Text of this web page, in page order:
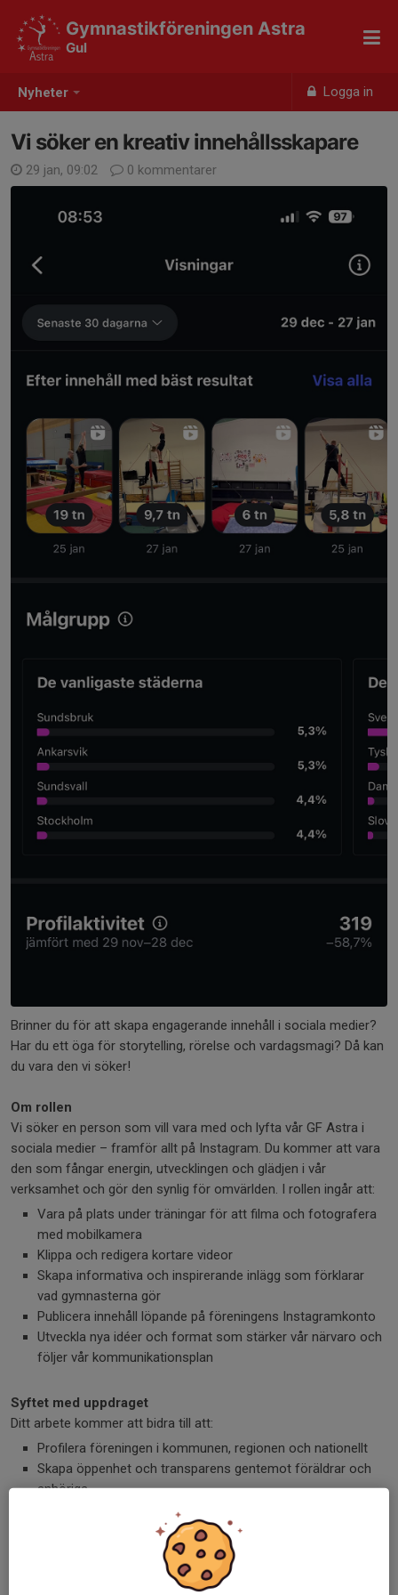
Nyheter Logga in
Gymnastikföreningen Astra
Gul
Vi söker en kreativ innehållsskapare
29 jan, 09:02 0 kommentarer
Brinner du för att skapa engagerande innehåll i sociala medier?
Har du ett öga för storytelling, rörelse och vardagsmagi? Då kan
du vara den vi söker!
Om rollen
Vi söker en person som vill vara med och lyfta vår GF Astra i
sociala medier – framför allt på Instagram. Du kommer att vara
den som fångar energin, utvecklingen och glädjen i vår
verksamhet och gör den synlig för omvärlden. I rollen ingår att:
Vara på plats under träningar för att filma och fotografera
med mobilkamera
Klippa och redigera kortare videor
Skapa informativa och inspirerande inlägg som förklarar
vad gymnasterna gör
Publicera innehåll löpande på föreningens Instagramkonto
Utveckla nya idéer och format som stärker vår närvaro och
följer vår kommunikationsplan
Syftet med uppdraget
Ditt arbete kommer att bidra till att:
Profilera föreningen i kommunen, regionen och nationellt
Skapa öppenhet och transparens gentemot föräldrar och
anhöriga
Visa upp vår verksamhet på ett sätt som inspirerar både
aktiva och framtida medlemmar